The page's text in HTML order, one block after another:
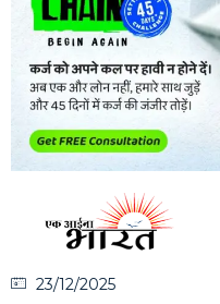
23/12/2025